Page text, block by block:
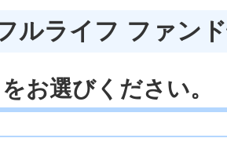
ルライフ ファン
お選びください。